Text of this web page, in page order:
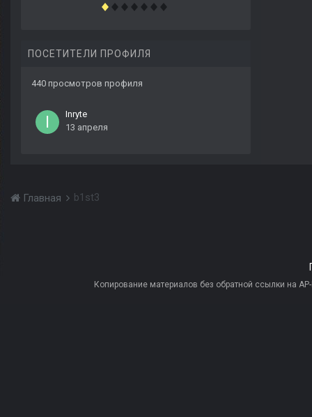
ПОСЕТИТЕЛИ ПРОФИЛЯ
440 просмотров профиля
Inryte
13 апреля
Главная b1st3
Копирование материалов без обратной ссылки на